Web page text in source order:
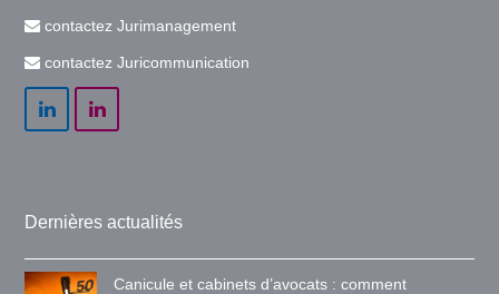
contactez Jurimanagement
contactez Juricommunication
LinkedInLinkedIn
Dernières actualités
Canicule et cabinets d’avocats : comment